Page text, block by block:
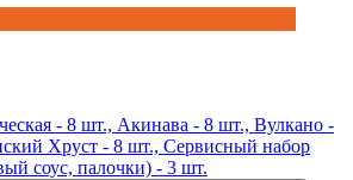
- 8 шт., Акинава - 8 шт., Вулкано -
Хруст - 8 шт., Сервисный набор
соус, палочки) - 3 шт.